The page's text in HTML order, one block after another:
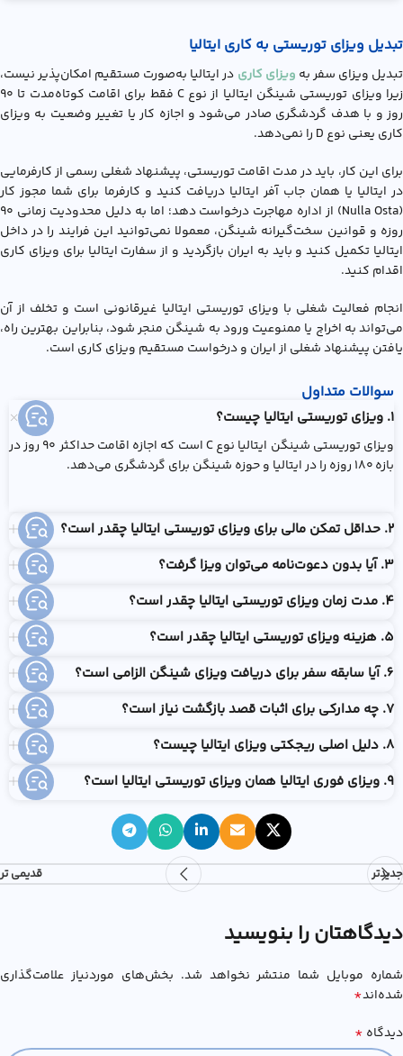
تبدیل ویزای توریستی به کاری ایتالیا
تبدیل ویزای سفر به ویزای کاری در ایتالیا به‌صورت مستقیم امکان‌پذیر نیست،
زیرا ویزای توریستی شینگن ایتالیا از نوع C فقط برای اقامت کوتاه‌مدت تا ۹۰
روز و با هدف گردشگری صادر می‌شود و اجازه کار یا تغییر وضعیت به ویزای
کاری یعنی نوع D را نمی‌دهد.
برای این کار، باید در مدت اقامت توریستی، پیشنهاد شغلی رسمی از کارفرمایی
در ایتالیا یا همان جاب آفر ایتالیا دریافت کنید و کارفرما برای شما مجوز کار
(Nulla Osta) از اداره مهاجرت درخواست دهد؛ اما به دلیل محدودیت زمانی ۹۰
روزه و قوانین سخت‌گیرانه شینگن، معمولا نمی‌توانید این فرایند را در داخل
ایتالیا تکمیل کنید و باید به ایران بازگردید و از سفارت ایتالیا برای ویزای کاری
اقدام کنید.
انجام فعالیت شغلی با ويزاي توريستي ايتاليا غیرقانونی است و تخلف از آن
می‌تواند به اخراج یا ممنوعیت ورود به شینگن منجر شود، بنابراین بهترین راه،
یافتن پیشنهاد شغلی از ایران و درخواست مستقیم ویزای کاری است.
سوالات متداول
1. ویزای توریستی ایتالیا چیست؟
ویزای توریستی شینگن ایتالیا نوع C است که اجازه اقامت حداکثر ۹۰ روز در
بازه ۱۸۰ روزه را در ایتالیا و حوزه شینگن برای گردشگری می‌دهد.
2. حداقل تمکن مالی برای ويزاي توريستي ايتاليا چقدر است؟
3. آیا بدون دعوت‌نامه می‌توان ویزا گرفت؟
4. مدت زمان ویزای توریستی ایتالیا چقدر است؟
5. هزینه ويزاي توريستي ايتاليا چقدر است؟
6. آیا سابقه سفر برای دریافت ویزای شینگن الزامی است؟
7. چه مدارکی برای اثبات قصد بازگشت نیاز است؟
8. دلیل اصلی ریجکتی ویزای ایتالیا چیست؟
9. ویزای فوری ایتالیا همان ويزاي توريستي ايتاليا است؟
جدیدتر قدیمی تر
دیدگاهتان را بنویسید
شماره موبایل شما منتشر نخواهد شد. بخش‌های موردنیاز علامت‌گذاری
شده‌اند*
دیدگاه *